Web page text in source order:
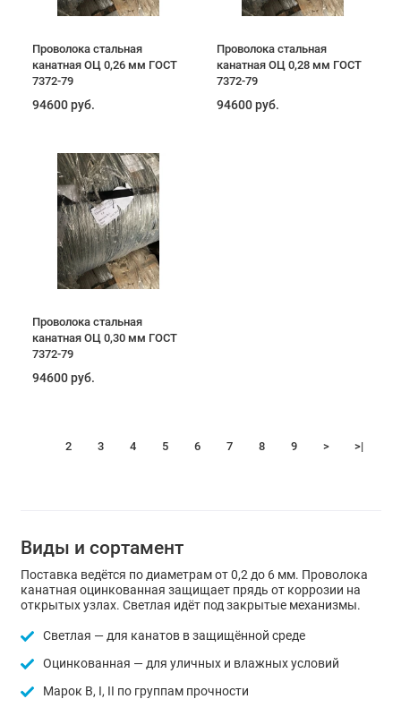
Проволока стальная
канатная ОЦ 0,26 мм ГОСТ
7372-79
94600 руб.
Проволока стальная
канатная ОЦ 0,28 мм ГОСТ
7372-79
94600 руб.
Проволока стальная
канатная ОЦ 0,30 мм ГОСТ
7372-79
94600 руб.
2 3 4 5 6 7 8 9 > >|
Виды и сортамент
Поставка ведётся по диаметрам от 0,2 до 6 мм. Проволока
канатная оцинкованная защищает прядь от коррозии на
открытых узлах. Светлая идёт под закрытые механизмы.
Светлая — для канатов в защищённой среде
Оцинкованная — для уличных и влажных условий
Марок В, I, II по группам прочности